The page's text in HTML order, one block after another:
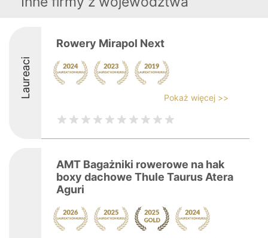
Laureaci
Rowery Mirapol Next
Pokaż więcej >>
AMT Bagażniki rowerowe na hak
boxy dachowe Thule Taurus Atera
Aguri